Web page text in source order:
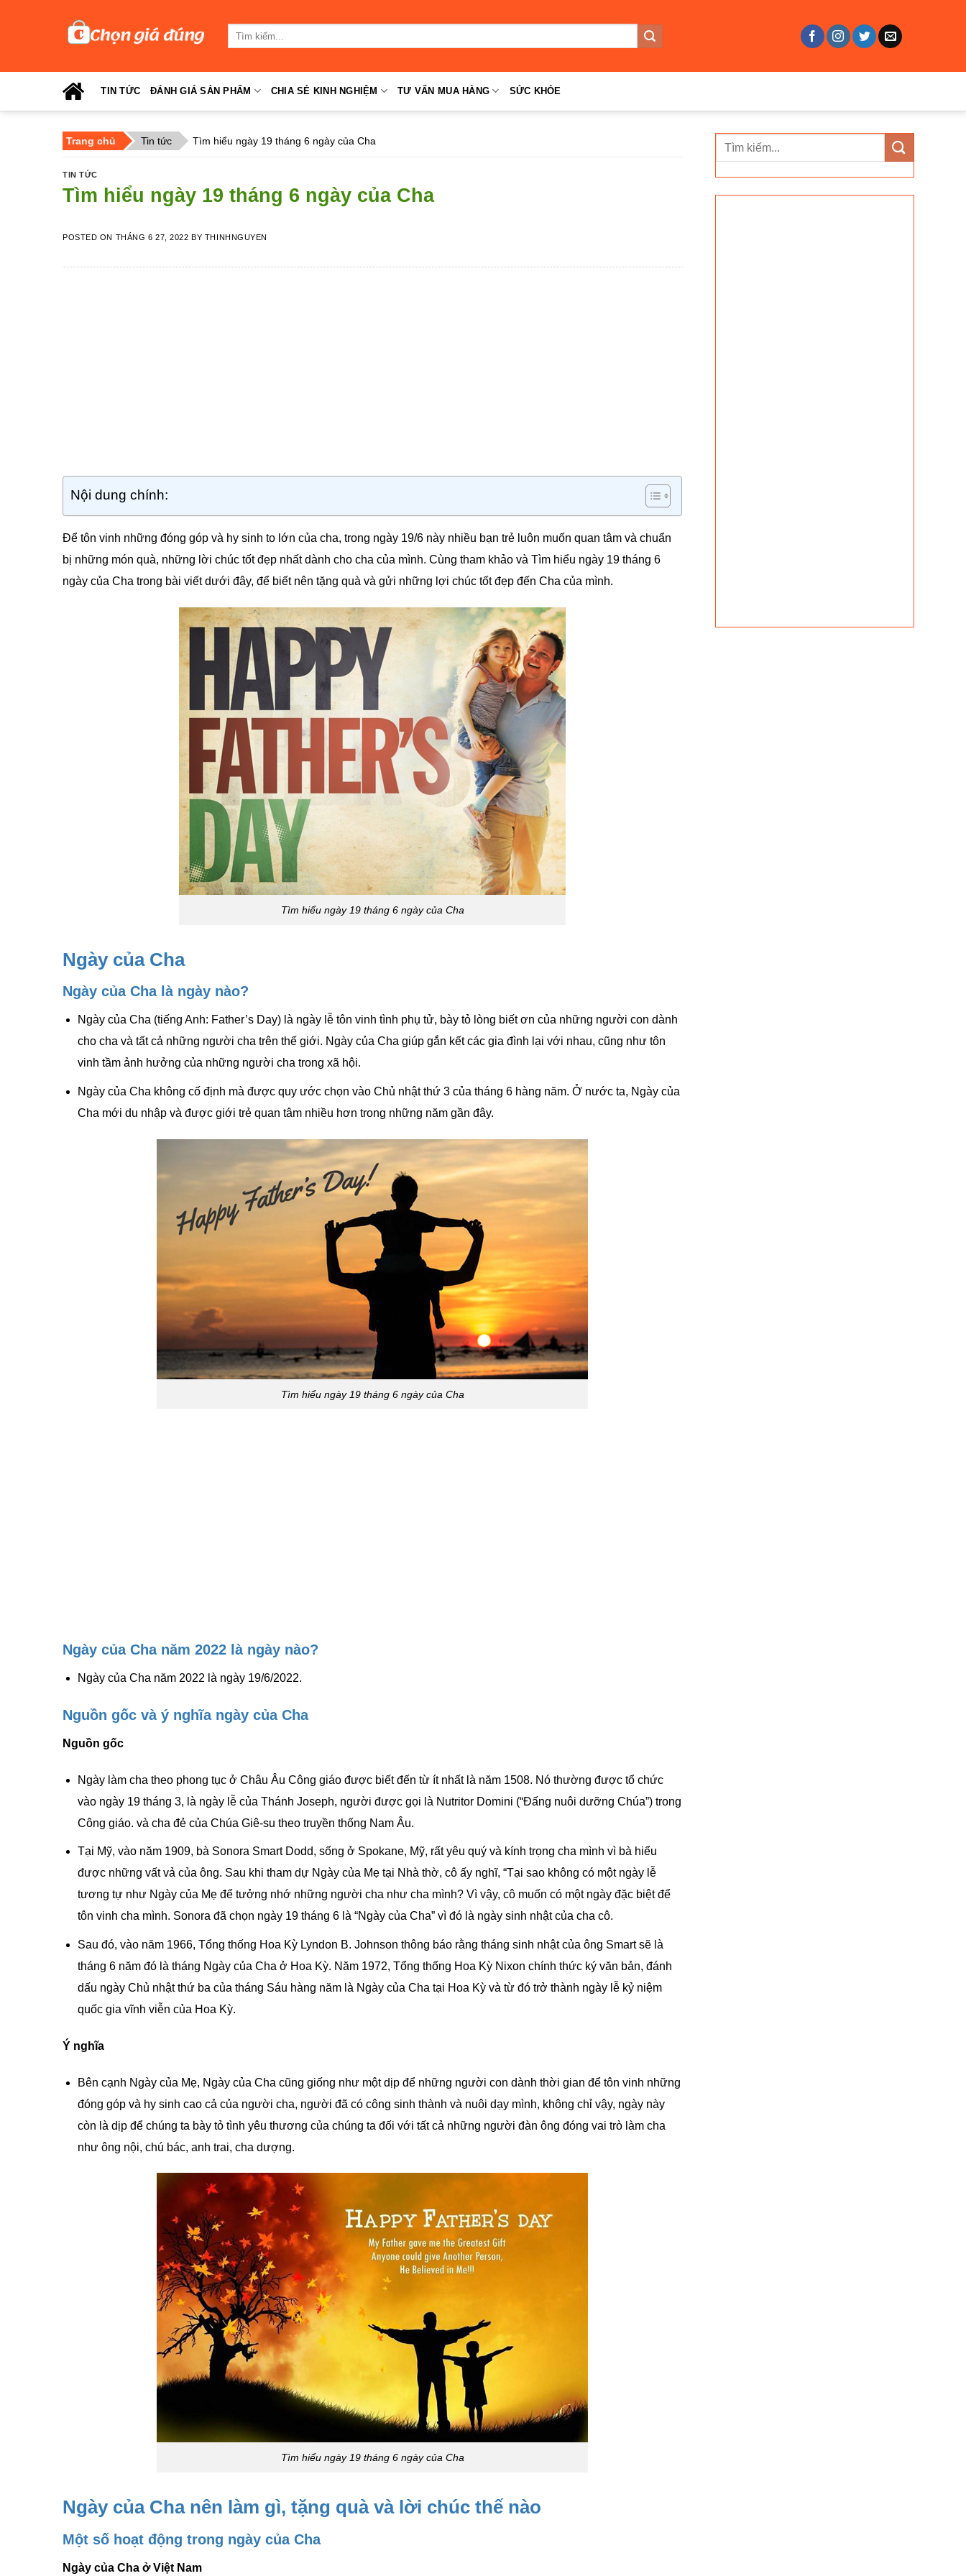
TIN TỨC ĐÁNH GIÁ SẢN PHẨM CHIA SẺ KINH NGHIỆM TƯ VẤN MUA HÀNG SỨC KHỎE
Trang chủ Tin tức Tìm hiểu ngày 19 tháng 6 ngày của Cha
TIN TỨC
Tìm hiểu ngày 19 tháng 6 ngày của Cha
POSTED ON THÁNG 6 27, 2022 BY THINHNGUYEN
Nội dung chính:
Để tôn vinh những đóng góp và hy sinh to lớn của cha, trong ngày 19/6 này nhiều bạn trẻ luôn muốn quan tâm và chuẩn
bị những món quà, những lời chúc tốt đẹp nhất dành cho cha của mình. Cùng tham khảo và Tìm hiểu ngày 19 tháng 6
ngày của Cha trong bài viết dưới đây, để biết nên tặng quà và gửi những lợi chúc tốt đẹp đến Cha của mình.
Tìm hiểu ngày 19 tháng 6 ngày của Cha
Ngày của Cha
Ngày của Cha là ngày nào?
Ngày của Cha (tiếng Anh: Father’s Day) là ngày lễ tôn vinh tình phụ tử, bày tỏ lòng biết ơn của những người con dành
cho cha và tất cả những người cha trên thế giới. Ngày của Cha giúp gắn kết các gia đình lại với nhau, cũng như tôn
vinh tầm ảnh hưởng của những người cha trong xã hội.
Ngày của Cha không cố định mà được quy ước chọn vào Chủ nhật thứ 3 của tháng 6 hàng năm. Ở nước ta, Ngày của
Cha mới du nhập và được giới trẻ quan tâm nhiều hơn trong những năm gần đây.
Tìm hiểu ngày 19 tháng 6 ngày của Cha
Ngày của Cha năm 2022 là ngày nào?
Ngày của Cha năm 2022 là ngày 19/6/2022.
Nguồn gốc và ý nghĩa ngày của Cha
Nguồn gốc
Ngày làm cha theo phong tục ở Châu Âu Công giáođược biết đến từ ít nhất là năm 1508. Nó thường được tổ chức
vào ngày 19 tháng 3, là ngày lễ của Thánh Joseph, người được gọi là Nutritor Domini (“Đấng nuôi dưỡng Chúa”) trong
Công giáo. và cha đẻ của Chúa Giê-su theo truyền thống Nam Âu.
Tại Mỹ, vào năm 1909, bà Sonora Smart Dodd, sống ở Spokane, Mỹ, rất yêu quý và kính trọng cha mình vì bà hiểu
được những vất vả của ông. Sau khi tham dự Ngày của Mẹ tại Nhà thờ, cô ấy nghĩ, “Tại sao không có một ngày lễ
tương tự như Ngày của Mẹ để tưởng nhớ những người cha như cha mình? Vì vậy, cô muốn có một ngày đặc biệt để
tôn vinh cha mình. Sonora đã chọn ngày 19 tháng 6 là “Ngày của Cha” vì đó là ngày sinh nhật của cha cô.
Sau đó, vào năm 1966, Tổng thống Hoa Kỳ Lyndon B. Johnson thông báo rằng tháng sinh nhật của ông Smart sẽ là
tháng 6 năm đó là tháng Ngày của Cha ở Hoa Kỳ. Năm 1972, Tổng thống Hoa Kỳ Nixon chính thức ký văn bản, đánh
dấu ngày Chủ nhật thứ ba của tháng Sáu hàng năm là Ngày của Cha tại Hoa Kỳ và từ đó trở thành ngày lễ kỷ niệm
quốc gia vĩnh viễn của Hoa Kỳ.
Ý nghĩa
Bên cạnh Ngày của Mẹ, Ngày của Cha cũng giống như một dịp để những người con dành thời gian để tôn vinh những
đóng góp và hy sinh cao cả của người cha, người đã có công sinh thành và nuôi dạy mình, không chỉ vậy, ngày này
còn là dịp để chúng ta bày tỏ tình yêu thương của chúng ta đối với tất cả những người đàn ông đóng vai trò làm cha
như ông nội, chú bác, anh trai, cha dượng.
Tìm hiểu ngày 19 tháng 6 ngày của Cha
Ngày của Cha nên làm gì, tặng quà và lời chúc thế nào
Một số hoạt động trong ngày của Cha
Ngày của Cha ở Việt Nam